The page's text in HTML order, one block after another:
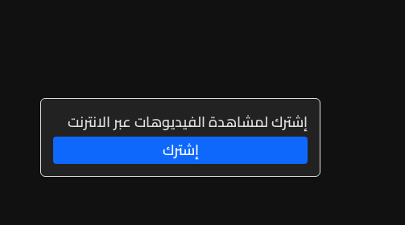
إشترك لمشاهدة الفيديوهات عبر الانترنت
إشترك